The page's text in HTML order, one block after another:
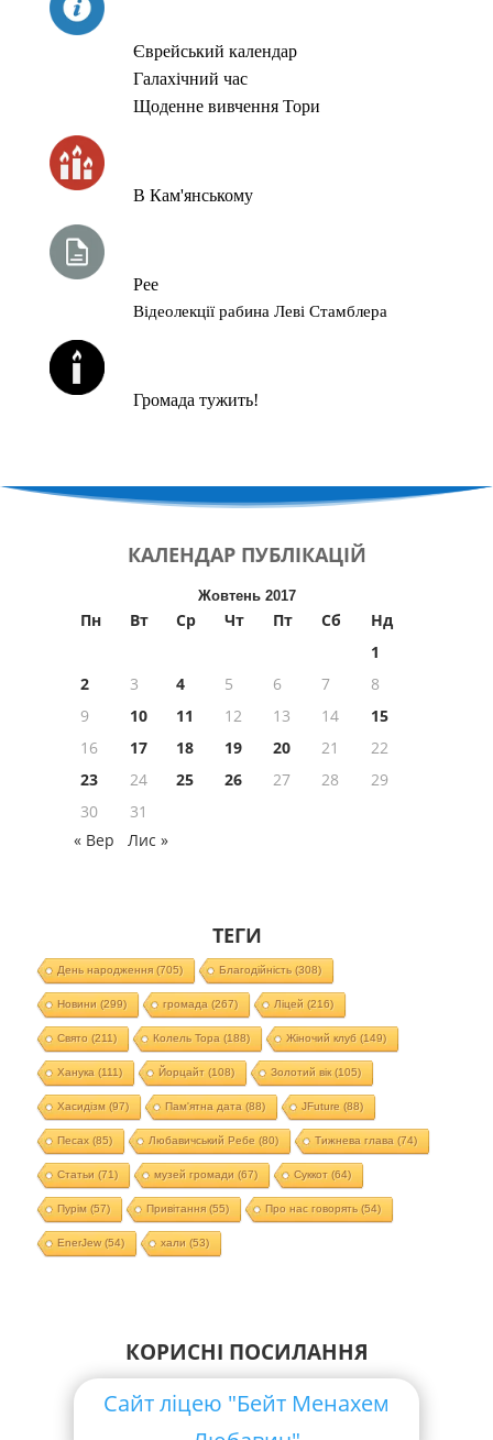
Єврейський календар
Галахічний час
Щоденне вивчення Тори
В Кам'янському
Рее
Відеолекції рабина Леві Стамблера
Громада тужить!
КАЛЕНДАР ПУБЛІКАЦІЙ
Жовтень 2017
Пн Вт Ср Чт Пт Сб
Нд
1
2
3 4 5 6 7
8
9
10 11 12 13 14
15
16
17 18 19 20 21
22
23
24 25 26 27 28
29
30
31
« Вер
Лис »
ТЕГИ
День народження(705) Благодійність (308)
Новини (299) громада (267) Ліцей (216)
Свято (211) Колель Тора (188) Жіночий клуб (149)
Ханука (111) Йорцайт (108) Золотий вік(105)
Хасидізм (97) Пам'ятна дата (88) JFuture (88)
Песах(85) Любавичський Ребе (80) Тижнева глава (74)
Статьи (71) музей громади (67) Суккот (64)
Пурім (57) Привітання(55) Про нас говорять (54)
EnerJew(54) хали (53)
КОРИСНІ ПОСИЛАННЯ
Сайт ліцею "Бейт Менахем